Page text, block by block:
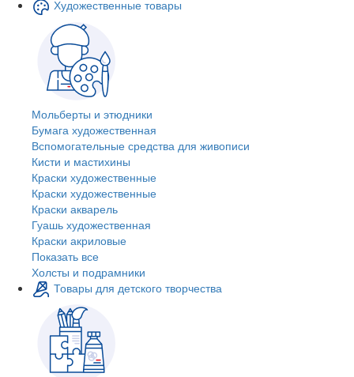
Художественные товары
Мольберты и этюдники
Бумага художественная
Вспомогательные средства для живописи
Кисти и мастихины
Краски художественные
Краски художественные
Краски акварель
Гуашь художественная
Краски акриловые
Показать все
Холсты и подрамники
Товары для детского творчества